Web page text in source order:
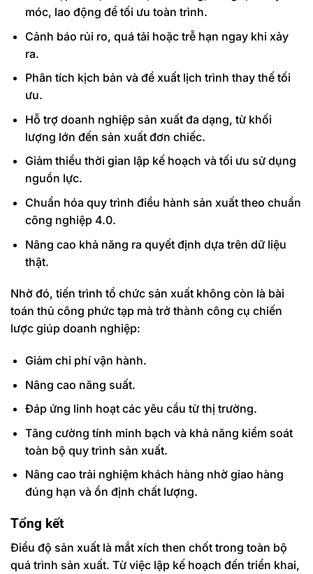
móc, lao động để tối ưu toàn trình.
Cảnh báo rủi ro, quá tải hoặc trễ hạn ngay khi xảy
ra.
Phân tích kịch bản và đề xuất lịch trình thay thế tối
ưu.
Hỗ trợ doanh nghiệp sản xuất đa dạng, từ khối
lượng lớn đến sản xuất đơn chiếc.
Giảm thiểu thời gian lập kế hoạch và tối ưu sử dụng
nguồn lực.
Chuẩn hóa quy trình điều hành sản xuất theo chuẩn
công nghiệp 4.0.
Nâng cao khả năng ra quyết định dựa trên dữ liệu
thật.
Nhờ đó, tiến trình tổ chức sản xuất không còn là bài
toán thủ công phức tạp mà trở thành công cụ chiến
lược giúp doanh nghiệp:
Giảm chi phí vận hành.
Nâng cao năng suất.
Đáp ứng linh hoạt các yêu cầu từ thị trường.
Tăng cường tính minh bạch và khả năng kiểm soát
toàn bộ quy trình sản xuất.
Nâng cao trải nghiệm khách hàng nhờ giao hàng
đúng hạn và ổn định chất lượng.
Tổng kết
Điều độ sản xuất là mắt xích then chốt trong toàn bộ
quá trình sản xuất. Từ việc lập kế hoạch đến triển khai,